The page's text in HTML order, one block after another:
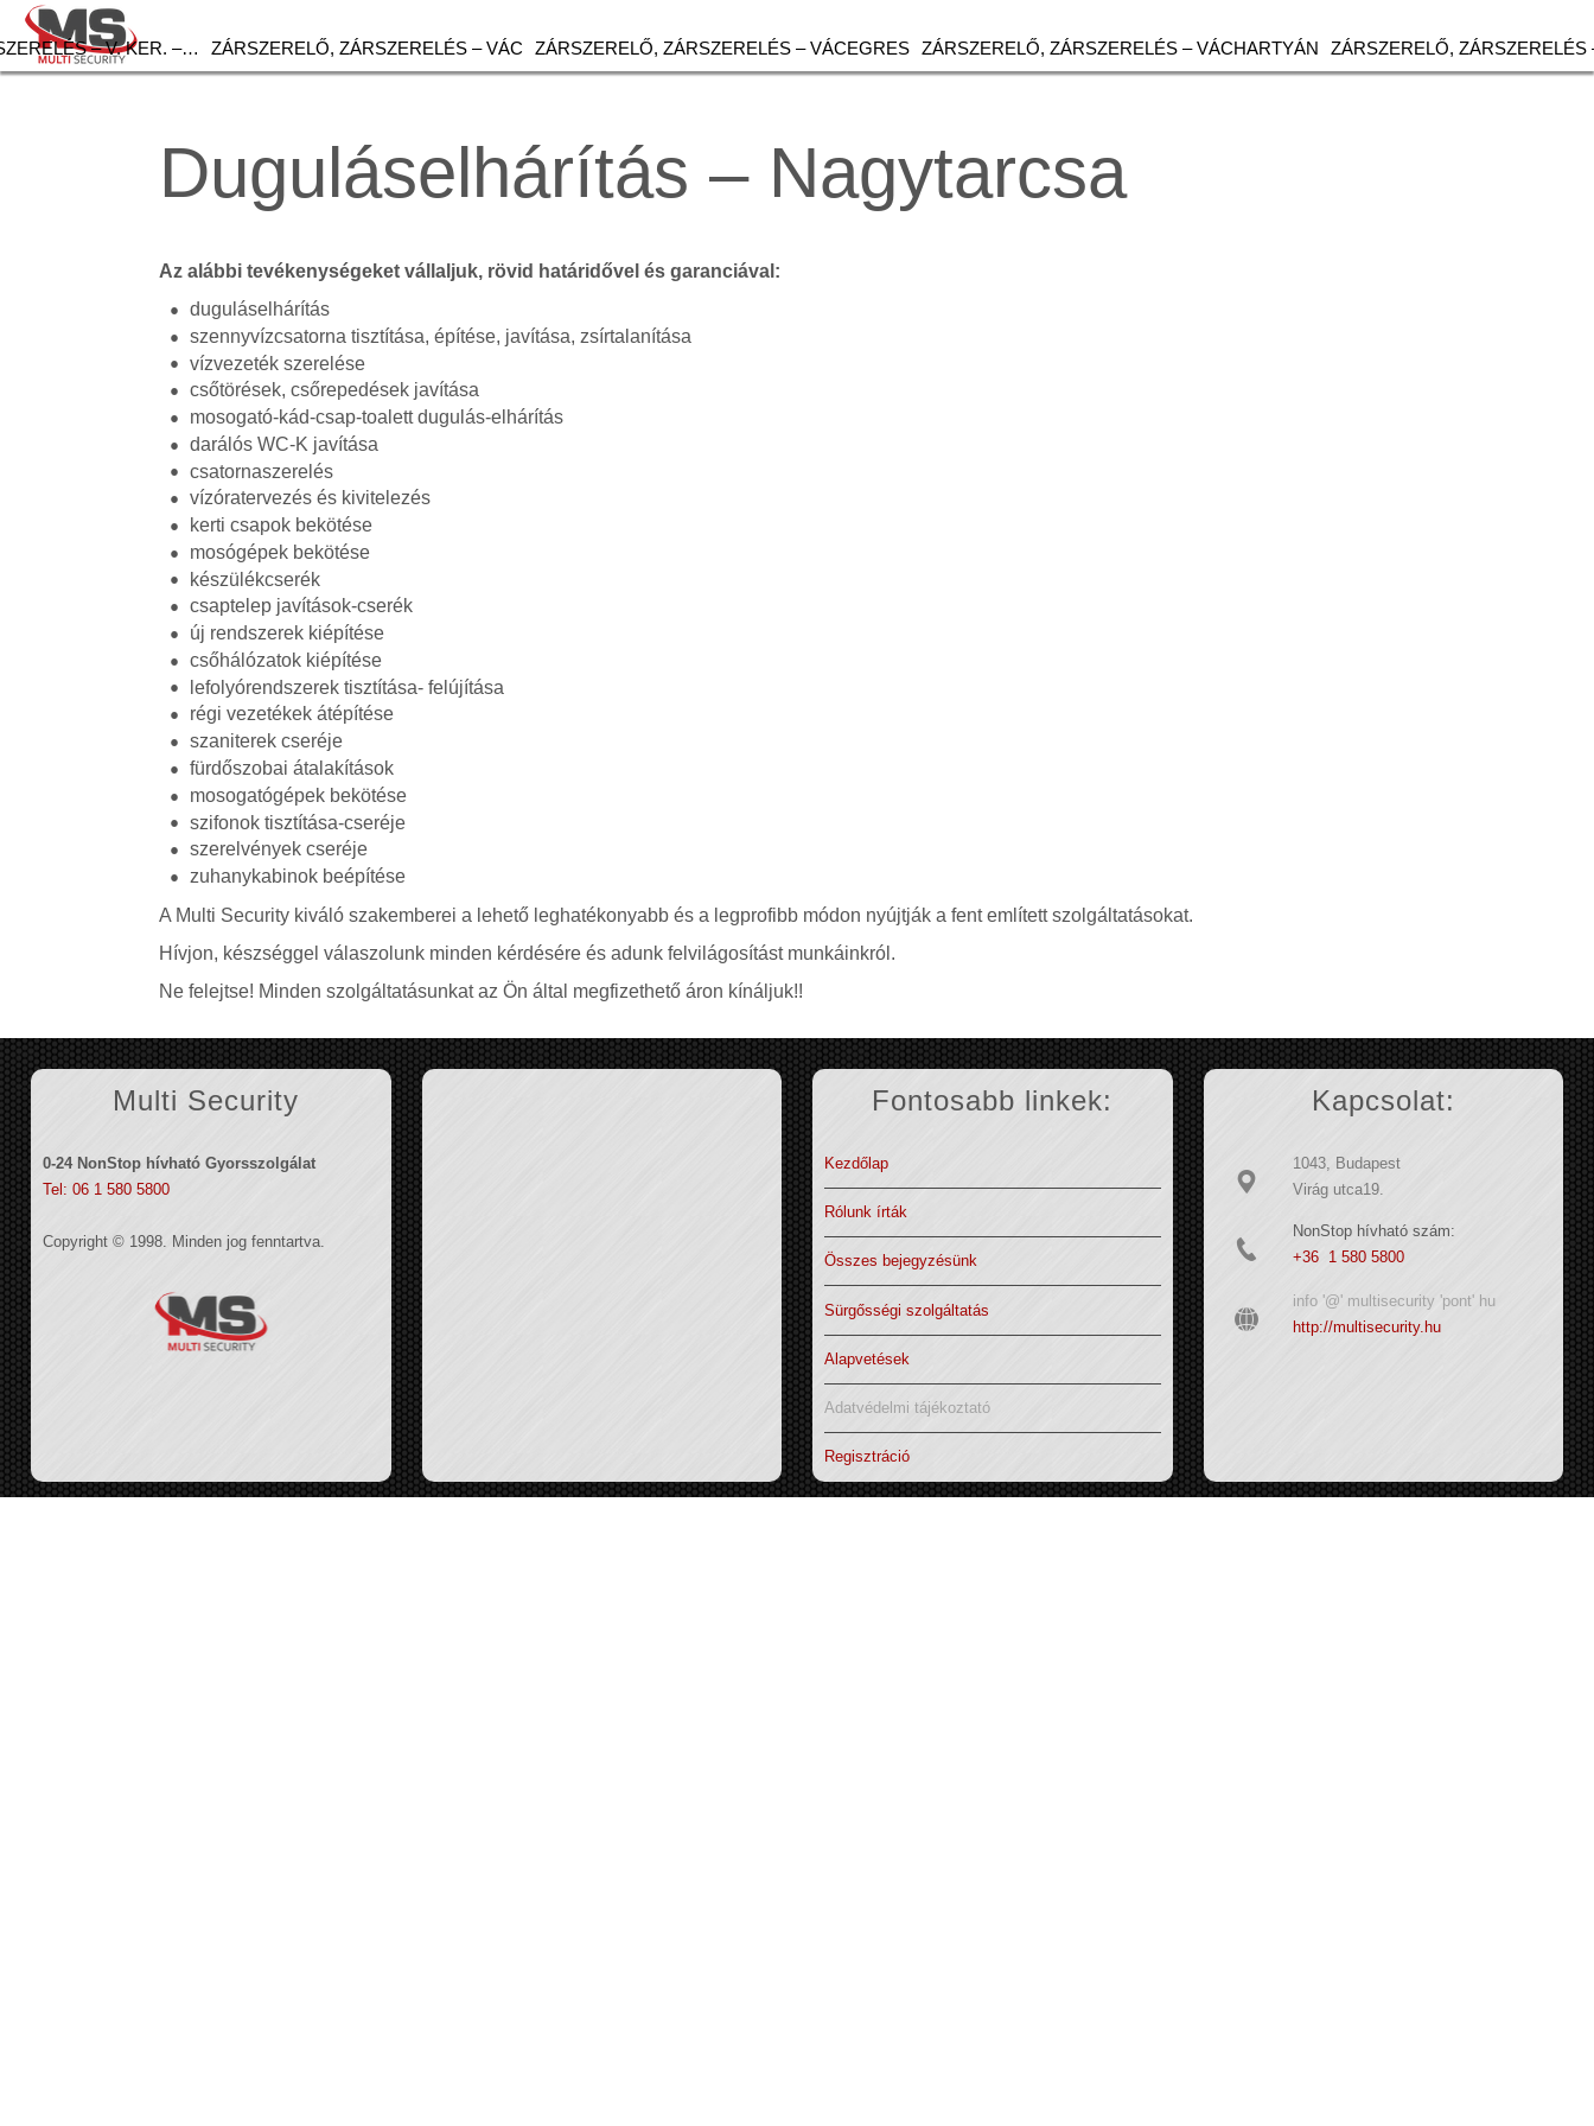
– V. KER. –… ZÁRSZERELŐ, ZÁRSZERELÉS – VÁC ZÁRSZERELŐ, ZÁRSZERELÉS – VÁCEGRES ZÁRSZERELŐ, ZÁRSZERELÉS – VÁCHARTYÁN ZÁRSZERELŐ, ZÁRSZERELÉS
Duguláselhárítás – Nagytarcsa
Az alábbi tevékenységeket vállaljuk, rövid határidővel és garanciával:
duguláselhárítás
szennyvízcsatorna tisztítása, építése, javítása, zsírtalanítása
vízvezeték szerelése
csőtörések, csőrepedések javítása
mosogató-kád-csap-toalett dugulás-elhárítás
darálós WC-K javítása
csatornaszerelés
vízóratervezés és kivitelezés
kerti csapok bekötése
mosógépek bekötése
készülékcserék
csaptelep javítások-cserék
új rendszerek kiépítése
csőhálózatok kiépítése
lefolyórendszerek tisztítása- felújítása
régi vezetékek átépítése
szaniterek cseréje
fürdőszobai átalakítások
mosogatógépek bekötése
szifonok tisztítása-cseréje
szerelvények cseréje
zuhanykabinok beépítése
A Multi Security kiváló szakemberei a lehető leghatékonyabb és a legprofibb módon nyújtják a fent említett szolgáltatásokat.
Hívjon, készséggel válaszolunk minden kérdésére és adunk felvilágosítást munkáinkról.
Ne felejtse! Minden szolgáltatásunkat az Ön által megfizethető áron kínáljuk!!
Multi Security
0-24 NonStop hívható Gyorsszolgálat
Tel: 06 1 580 5800
Copyright © 1998. Minden jog fenntartva.
Fontosabb linkek:
Kezdőlap
Rólunk írták
Összes bejegyzésünk
Sürgősségi szolgáltatás
Alapvetések
Adatvédelmi tájékoztató
Regisztráció
Kapcsolat:
1043, Budapest
Virág utca19.
NonStop hívható szám:
+36 1 580 5800
info '@' multisecurity 'pont' hu
http://multisecurity.hu